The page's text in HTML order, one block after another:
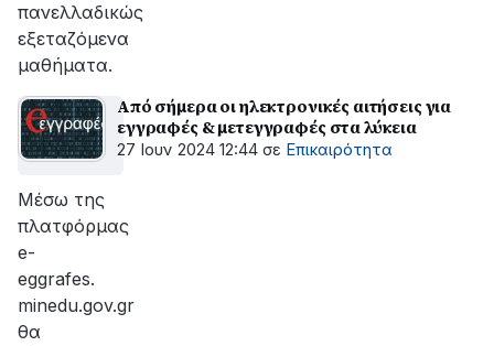
πανελλαδικώς
εξεταζόμενα
μαθήματα.
Από σήμερα οι ηλεκτρονικές αιτήσεις για
εγγραφές & μετεγγραφές στα λύκεια
27 Ιουν 2024 12:44 σε Επικαιρότητα
Μέσω της
πλατφόρμας
e-
eggrafes.
minedu.gov.gr
θα